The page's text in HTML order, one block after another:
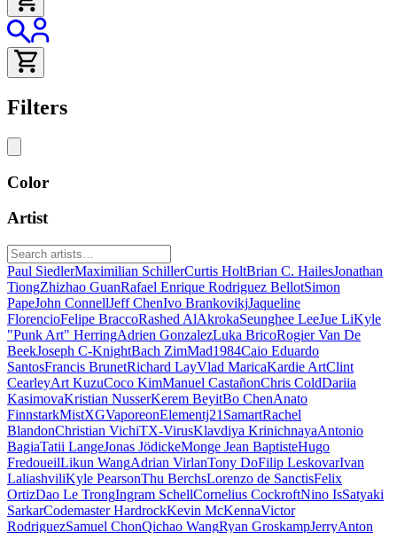
Filters
Color
Artist
Paul SiedlerMaximilian SchillerCurtis HoltBrian C. HailesJonathan
TiongZhizhao GuanRafael Enrique Rodriguez BellotSimon
PapeJohn ConnellJeff ChenIvo BrankovikjJaqueline
FlorencioFelipe BraccoRashed AlAkrokaSeunghee LeeJue LiKyle
"Punk Art" HerringAdrien GonzalezLuka BricoRogier Van De
BeekJoseph C-KnightBach ZimMad1984Caio Eduardo
SantosFrancis BrunetRichard LayVlad MaricaKardie ArtClint
CearleyArt KuzuCoco KimManuel CastañonChris ColdDariia
KasimovaKristian NusserKerem BeyitBo ChenAnato
FinnstarkMistXGVaporeonElementj21 SamartRachel
BlandonChristian VichiTX-VirusKlavdiya KrinichnayaAntonio
BagiaTatii LangeJonas JödickeMonge Jean BaptisteHugo
FredoueilLikun WangAdrian VirlanTony DoFilip LeskovarIvan
LaliashviliKyle PearsonThu BerchsLorenzo de SanctisFelix
OrtizDao Le TrongIngram SchellCornelius CockroftNino IsSatyaki
SarkarCodemaster HardrockKevin McKennaVictor
RodriguezSamuel ChonQichao WangRyan GroskampJerryAnton